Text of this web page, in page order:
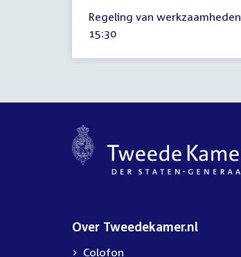
juni
2017
Regeling van werkzaamheden
Tijd
15:30
Over Tweedekamer.nl
Colofon